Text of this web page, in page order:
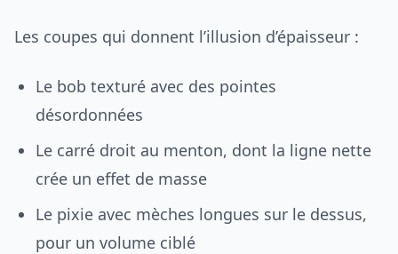
Les coupes qui donnent l’illusion d’épaisseur :
Le bob texturé avec des pointes
désordonnées
Le carré droit au menton, dont la ligne nette
crée un effet de masse
Le pixie avec mèches longues sur le dessus,
pour un volume ciblé